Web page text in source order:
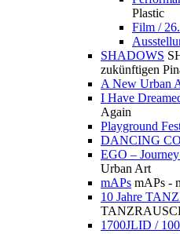
Plastic
Film /
SHADOWS
zukünftigen
A New Urban
I Have
Again
Playground
DANCING
EGO –
Urban Art
mAPs mAPs -
10 Jahre
1700JLID /